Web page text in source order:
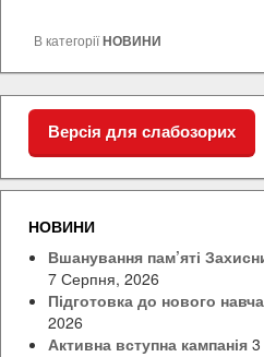
В категоріїНОВИНИ
Версія для слабозорих
НОВИНИ
Вшанування пам’яті
7 Серпня, 2026
Підготовка до нового
2026
Активна вступна кампанія